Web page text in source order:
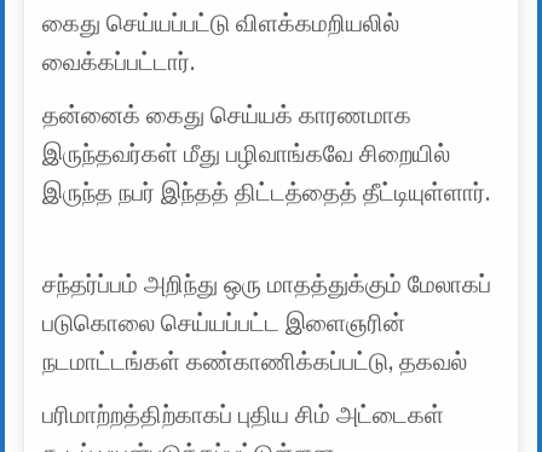
கைது செய்யப்பட்டு விளக்கமறியலில்
வைக்கப்பட்டார்.
தன்னைக் கைது செய்யக் காரணமாக
இருந்தவர்கள் மீது பழிவாங்கவே சிறையில்
இருந்த நபர் இந்தத் திட்டத்தைத் தீட்டியுள்ளார்.
சந்தர்ப்பம் அறிந்து ஒரு மாதத்துக்கும் மேலாகப்
படுகொலை செய்யப்பட்ட இளைஞரின்
நடமாட்டங்கள் கண்காணிக்கப்பட்டு, தகவல்
பரிமாற்றத்திற்காகப் புதிய சிம் அட்டைகள்